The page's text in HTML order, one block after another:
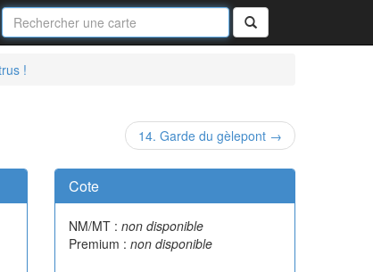
Nom
de
la
carte
Rechercher
!
14. Garde du gèlepont →
Cote
NM/MT : non disponible
Premium : non disponible